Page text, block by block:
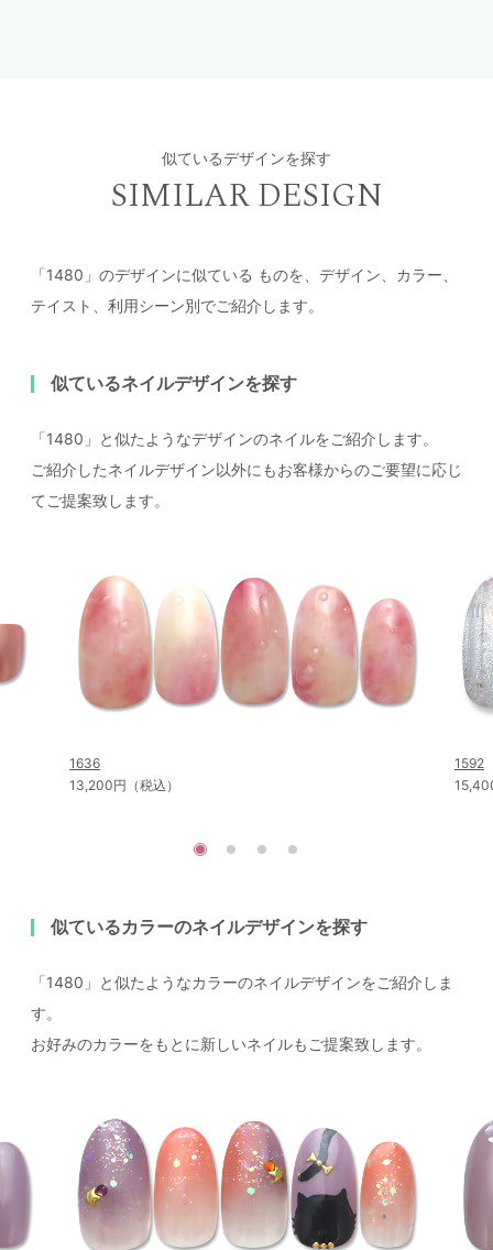
似ているデザインを探す
SIMILAR DESIGN
「1480」のデザインに似ている ものを、デザイン、カラー、
テイスト、利用シーン別でご紹介します。
似ているネイルデザインを探す
「1480」と似たようなデザインのネイルをご紹介します。
ご紹介したネイルデザイン以外にもお客様からのご要望に応じ
てご提案致します。
1636
13,200円（税込）
1592
似ているカラーのネイルデザインを探す
「1480」と似たようなカラーのネイルデザインをご紹介しま
す。
お好みのカラーをもとに新しいネイルもご提案致します。